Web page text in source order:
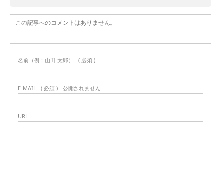
この記事へのコメントはありません。
名前（例：山田 太郎） ( 必須 )
E-MAIL ( 必須 ) - 公開されません -
URL